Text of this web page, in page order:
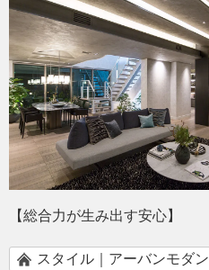
【総合力が生み出す安心】
スタイル｜アーバンモダン